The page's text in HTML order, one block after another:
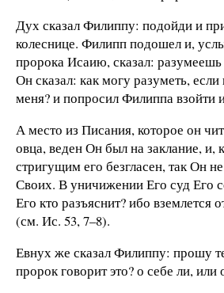
Дух сказал Филиппу: подойди и
колеснице. Филипп подошел и,
пророка Исаию, сказал:
Он сказал: как могу разуметь, если
меня? и попросил Филиппа взойти
А место из Писания, которое он
овца, веден Он был на заклание, и,
стригущим его безгласен, так Он
Своих. В уничижении Его суд Его
Его кто разъяснит? ибо вземлется
(см. Ис. 53, 7–8).
Евнух же сказал Филиппу: прошу
пророк говорит это? о себе ли,